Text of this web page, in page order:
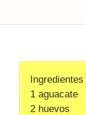
1 aguacate
2 huevos